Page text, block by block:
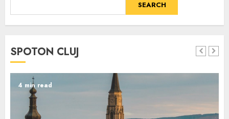
SEARCH
SPOTON CLUJ
4 min read